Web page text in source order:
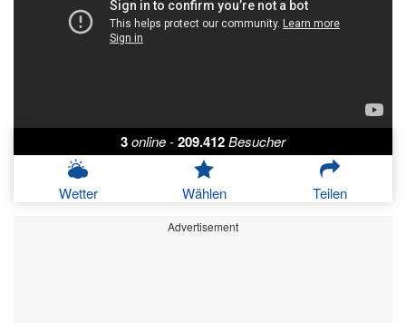
3online-209.412Besucher
Wetter Wählen Teilen
Advertisement